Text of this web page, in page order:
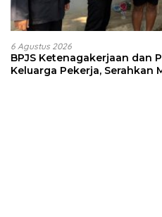
6 Agustus 2026
BPJS Ketenagakerjaan dan
Keluarga Pekerja, Serahkan